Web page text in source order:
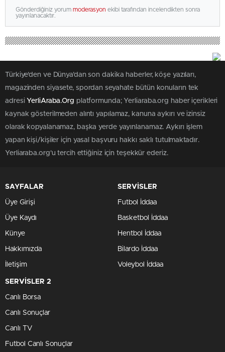
Gönderdiğiniz yorum moderasyon ekibi tarafından incelendikten sonra
yayınlanacaktır.
Türkiye'den ve Dünya’dan son dakika haberler, köşe yazıları,
magazinden siyasete, spordan seyahate bütün konuların tek
adresiYerliAraba.Org platformunda; Yerliaraba.org haber içerikleri
kaynak gösterilmeden alıntı yapılamaz, kanuna aykırı ve izinsiz
olarak kopyalanamaz, başka yerde yayınlanamaz. Aykırı işlem
yapan kişi/kişiler için yasal başvuru hakkı saklı tutulmaktadır.
Yerliaraba.org'u tercih ettiğiniz için teşekkür ederiz.
SAYFALAR
Üye Girişi
Üye Kaydı
Künye
Hakkımızda
İletişim
SERVİSLER
Futbol İddaa
Basketbol İddaa
Hentbol İddaa
Bilardo İddaa
Voleybol İddaa
SERVİSLER 2
Canlı Borsa
Canlı Sonuçlar
Canlı TV
Futbol Canlı Sonuçlar